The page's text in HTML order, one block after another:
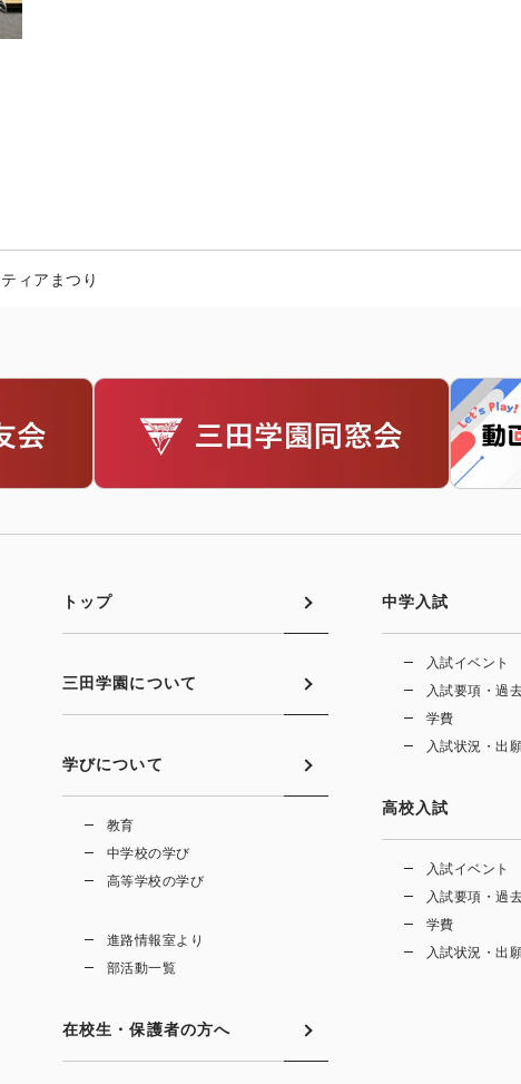
ィアまつり
トップ
三田学園について
学びについて
教育
中学校の学び
高等学校の学び
進路情報室より
部活動一覧
在校生・保護者の方へ
中学入試
入試イベント
入試要項・過
学費
入試状況・出
高校入試
入試イベント
入試要項・過
学費
入試状況・出